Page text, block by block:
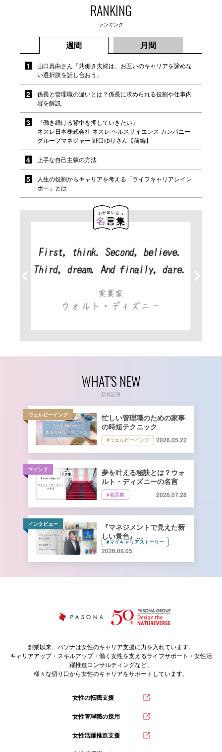
RANKING
ランキング
週間 月間
山口真由さん「共働き夫婦は、お互いのキャリアを諦めな
い選択肢を話し合おう」
係長と管理職の違いとは？係長に求められる役割や仕事内
容を解説
『働き続ける背中を押していきたい』
ネスレ日本株式会社 ネスレ ヘルスサイエンス カンパニー
グループマネジャー 野口ゆりさん【前編】
上手な自己主張の方法
人生の役割からキャリアを考える「ライフキャリアレイン
ボー」とは
WHAT'S NEW
新着記事
ウェルビーイング
忙しい管理職のための家事
の時短テクニック
#ウェルビーイング 2026.05.22
マインド
夢を叶える秘訣とは？ウォ
ルト・ディズニーの名言
#名言集 2026.07.28
インタビュー
『マネジメントで見えた新
しい景色』
キーコーヒー株式会社 管理
本部 総務人事部 人財開発
課長 寺﨑由香里さん【前
#マイキャリアストーリー
2026.08.05
創業以来、パソナは女性のキャリア支援に力を入れています。
キャリアアップ・スキルアップ・働く女性を支えるライフサポート・女性活
躍推進コンサルティングなど、
様々な切り口から女性のキャリアをサポートしています。
女性の転職支援
女性管理職の採用
女性活躍推進支援